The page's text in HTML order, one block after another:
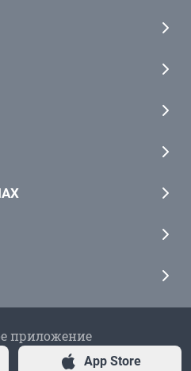
приложение
App Store